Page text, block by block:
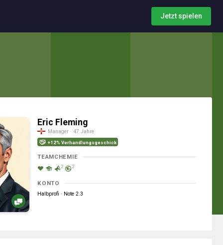
Jetzt spielen
Eric Fleming
Manager · 47 Jahre
+12% Verhandlungsgeschick
TEAMCHEMIE
2 2
KONTO
Halbprofi · Note 2.3